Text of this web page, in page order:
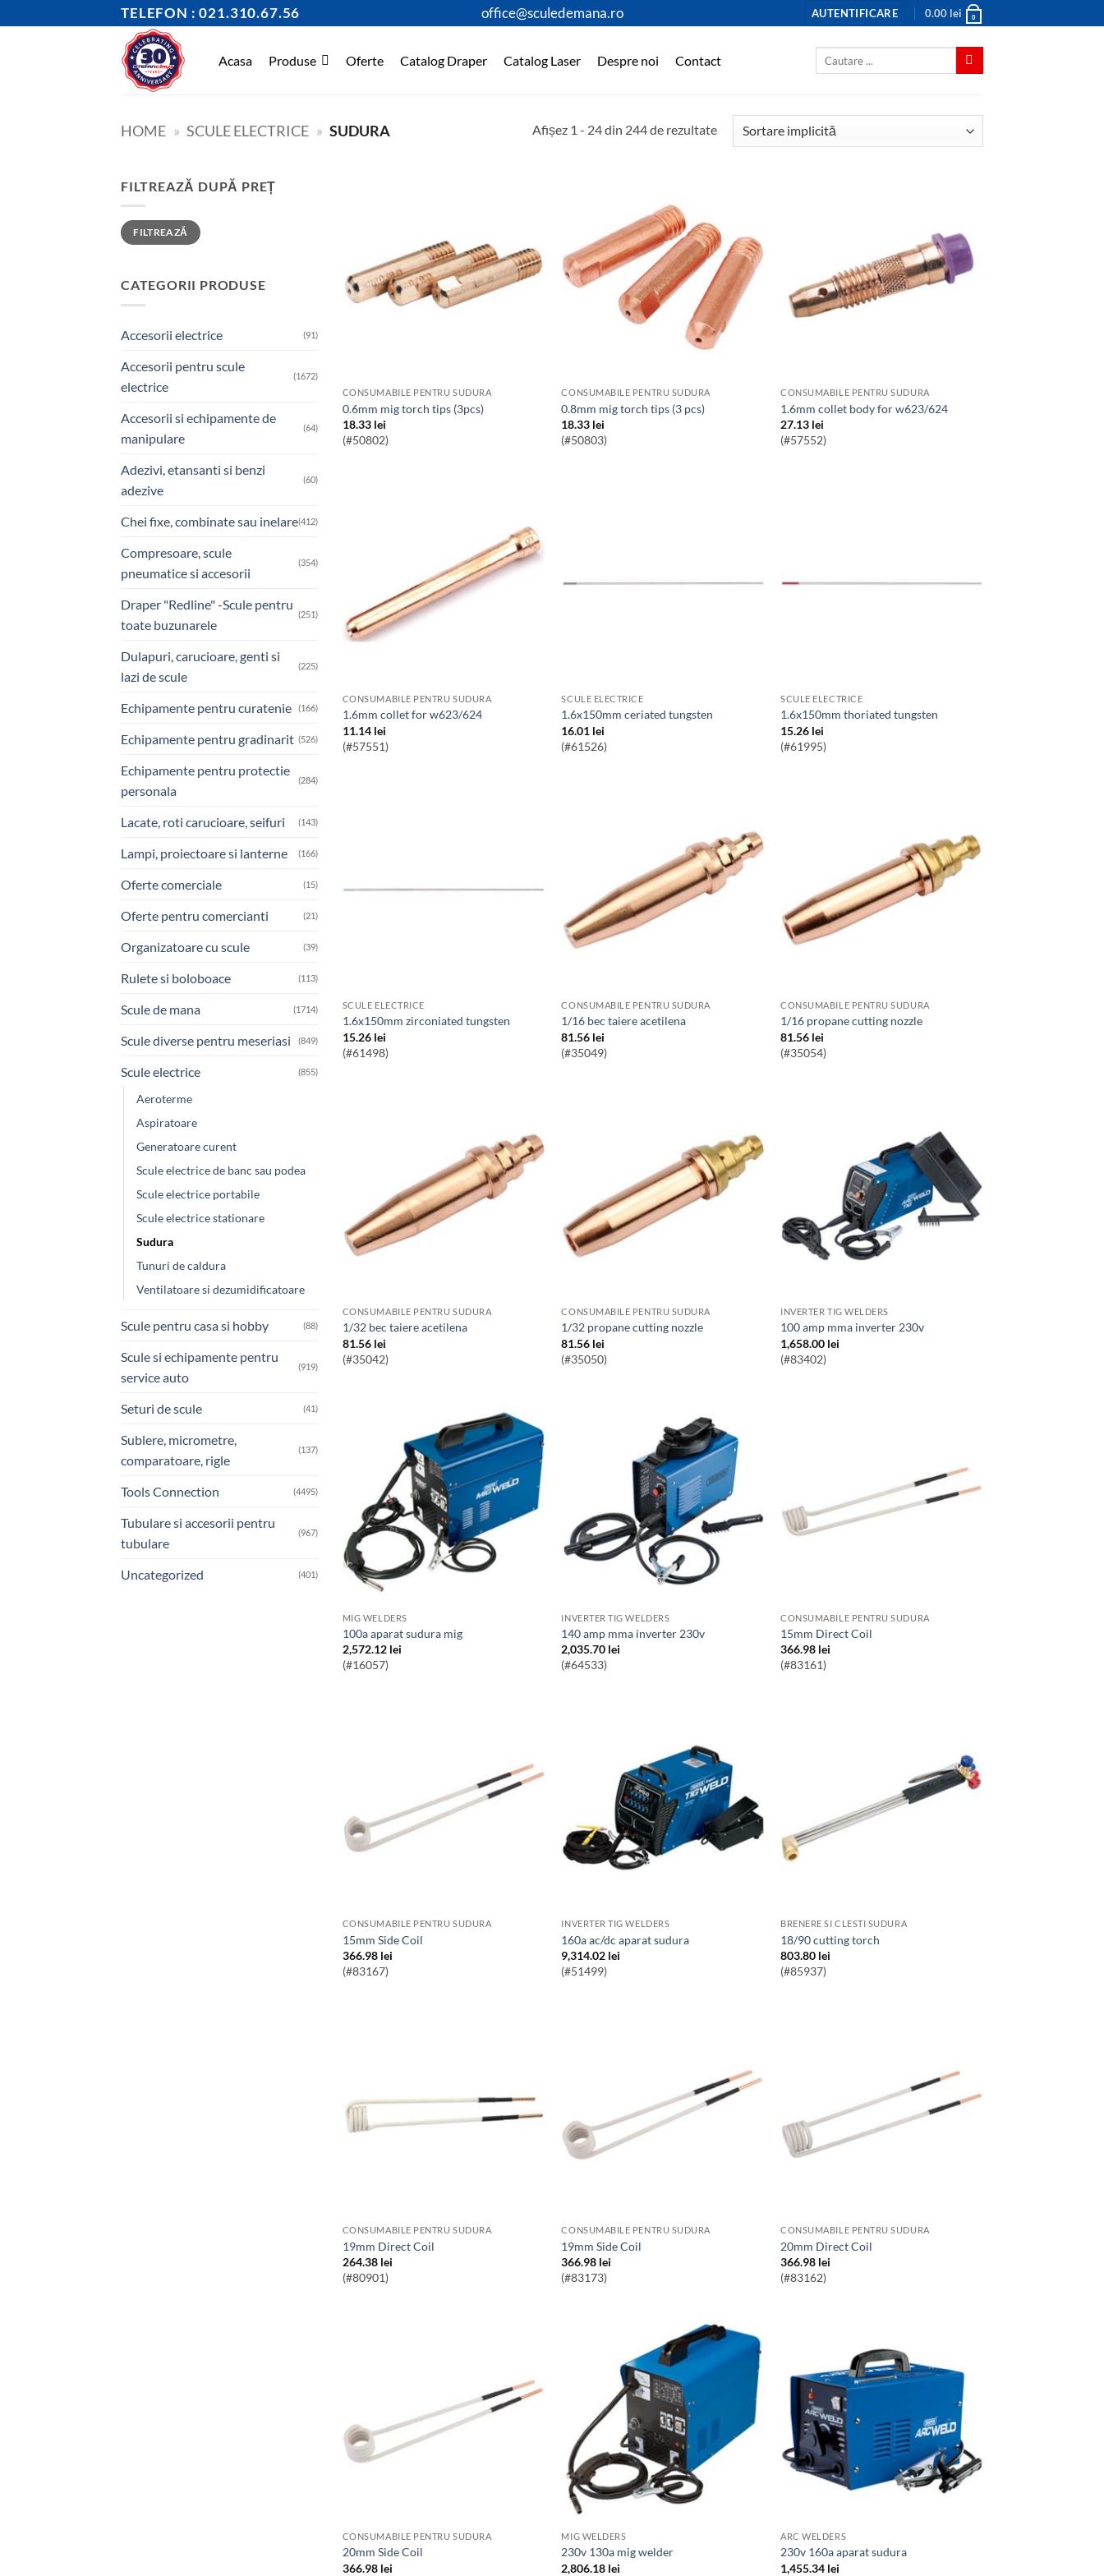
to
TELEFON : 021.310.67.56 office@sculedemana.ro AUTENTIFICARE 0.00 lei 0
Acasa Produse Oferte Catalog Draper Catalog Laser Despre noi Contact
HOME » SCULE ELECTRICE » SUDURA Afișez 1 - 24 din 244 de rezultate
FILTREAZĂ DUPĂ PREȚ
Preț
minim
Preț
maxim
FILTREAZĂ
CATEGORII PRODUSE
Accesorii electrice (91)
Accesorii pentru scule
electrice
(1672)
Accesorii si echipamente de
manipulare
(64)
Adezivi, etansanti si benzi
adezive
(60)
Chei fixe, combinate sau inelare(412)
Compresoare, scule
pneumatice si accesorii
(354)
Draper "Redline" -Scule pentru
toate buzunarele
(251)
Dulapuri, carucioare, genti si
lazi de scule
(225)
Echipamente pentru curatenie (166)
Echipamente pentru gradinarit (526)
Echipamente pentru protectie
personala
(284)
Lacate, roti carucioare, seifuri (143)
Lampi, proiectoare si lanterne (166)
Oferte comerciale (15)
Oferte pentru comercianti (21)
Organizatoare cu scule (39)
Rulete si boloboace (113)
Scule de mana (1714)
Scule diverse pentru meseriasi (849)
Scule electrice (855)
Aeroterme
Aspiratoare
Generatoare curent
Scule electrice de banc sau podea
Scule electrice portabile
Scule electrice stationare
Sudura
Tunuri de caldura
Ventilatoare si dezumidificatoare
Scule pentru casa si hobby (88)
Scule si echipamente pentru
service auto
(919)
Seturi de scule (41)
Sublere, micrometre,
comparatoare, rigle
(137)
Tools Connection (4495)
Tubulare si accesorii pentru
tubulare
(967)
Uncategorized (401)
CONSUMABILE PENTRU SUDURA
0.6mm mig torch tips (3pcs)
18.33 lei
(#50802)
CONSUMABILE PENTRU SUDURA
0.8mm mig torch tips (3 pcs)
18.33 lei
(#50803)
CONSUMABILE PENTRU SUDURA
1.6mm collet body for w623/624
27.13 lei
(#57552)
CONSUMABILE PENTRU SUDURA
1.6mm collet for w623/624
11.14 lei
(#57551)
SCULE ELECTRICE
1.6x150mm ceriated tungsten
16.01 lei
(#61526)
SCULE ELECTRICE
1.6x150mm thoriated tungsten
15.26 lei
(#61995)
SCULE ELECTRICE
1.6x150mm zirconiated tungsten
15.26 lei
(#61498)
CONSUMABILE PENTRU SUDURA
1/16 bec taiere acetilena
81.56 lei
(#35049)
CONSUMABILE PENTRU SUDURA
1/16 propane cutting nozzle
81.56 lei
(#35054)
CONSUMABILE PENTRU SUDURA
1/32 bec taiere acetilena
81.56 lei
(#35042)
CONSUMABILE PENTRU SUDURA
1/32 propane cutting nozzle
81.56 lei
(#35050)
INVERTER TIG WELDERS
100 amp mma inverter 230v
1,658.00 lei
(#83402)
MIG WELDERS
100a aparat sudura mig
2,572.12 lei
(#16057)
INVERTER TIG WELDERS
140 amp mma inverter 230v
2,035.70 lei
(#64533)
CONSUMABILE PENTRU SUDURA
15mm Direct Coil
366.98 lei
(#83161)
CONSUMABILE PENTRU SUDURA
15mm Side Coil
366.98 lei
(#83167)
INVERTER TIG WELDERS
160a ac/dc aparat sudura
9,314.02 lei
(#51499)
BRENERE SI CLESTI SUDURA
18/90 cutting torch
803.80 lei
(#85937)
CONSUMABILE PENTRU SUDURA
19mm Direct Coil
264.38 lei
(#80901)
CONSUMABILE PENTRU SUDURA
19mm Side Coil
366.98 lei
(#83173)
CONSUMABILE PENTRU SUDURA
20mm Direct Coil
366.98 lei
(#83162)
CONSUMABILE PENTRU SUDURA
20mm Side Coil
366.98 lei
MIG WELDERS
230v 130a mig welder
2,806.18 lei
ARC WELDERS
230v 160a aparat sudura
1,455.34 lei